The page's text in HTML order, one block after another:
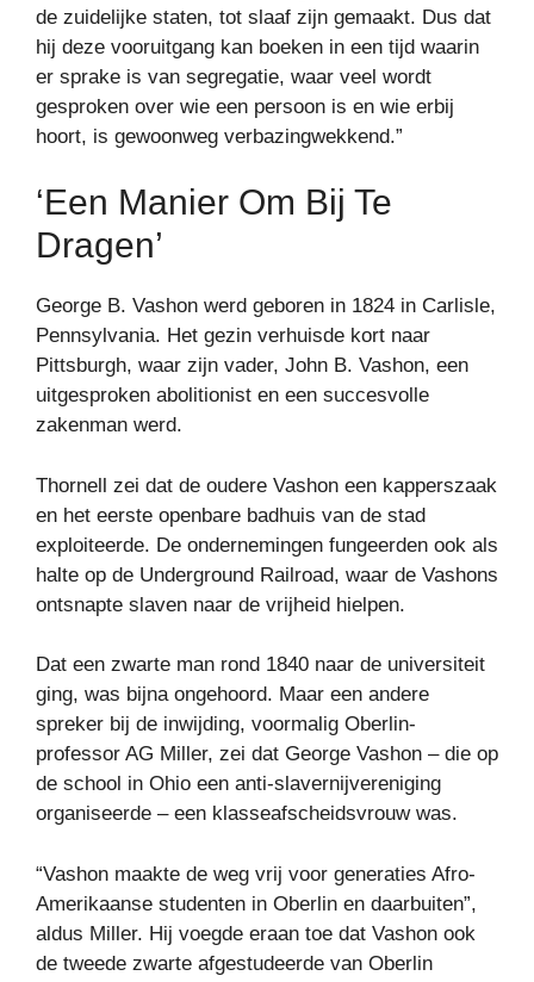
de zuidelijke staten, tot slaaf zijn gemaakt. Dus dat
hij deze vooruitgang kan boeken in een tijd waarin
er sprake is van segregatie, waar veel wordt
gesproken over wie een persoon is en wie erbij
hoort, is gewoonweg verbazingwekkend.”
‘Een Manier Om Bij Te
Dragen’
George B. Vashon werd geboren in 1824 in Carlisle,
Pennsylvania. Het gezin verhuisde kort naar
Pittsburgh, waar zijn vader, John B. Vashon, een
uitgesproken abolitionist en een succesvolle
zakenman werd.
Thornell zei dat de oudere Vashon een kapperszaak
en het eerste openbare badhuis van de stad
exploiteerde. De ondernemingen fungeerden ook als
halte op de Underground Railroad, waar de Vashons
ontsnapte slaven naar de vrijheid hielpen.
Dat een zwarte man rond 1840 naar de universiteit
ging, was bijna ongehoord. Maar een andere
spreker bij de inwijding, voormalig Oberlin-
professor AG Miller, zei dat George Vashon – die op
de school in Ohio een anti-slavernijvereniging
organiseerde – een klasseafscheidsvrouw was.
“Vashon maakte de weg vrij voor generaties Afro-
Amerikaanse studenten in Oberlin en daarbuiten”,
aldus Miller. Hij voegde eraan toe dat Vashon ook
de tweede zwarte afgestudeerde van Oberlin